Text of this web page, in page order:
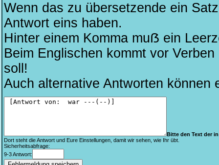
Wenn das zu übersetzende ein
Antwort eins haben.
Hinter einem Komma muẞ ein
Beim Englischen kommt vor
soll!
Auch alternative Antworten können
Bitte den Text der
Dort steht die Antwort und Eure Einstellungen, damit wir sehen, wie Ihr übt.
Sicherheitsabfrage:
9-3 Antwort: